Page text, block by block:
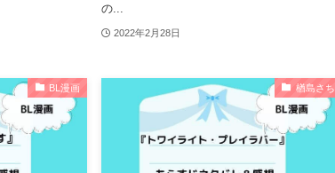
の...
2022年2月28日
BL漫画 楢島さち